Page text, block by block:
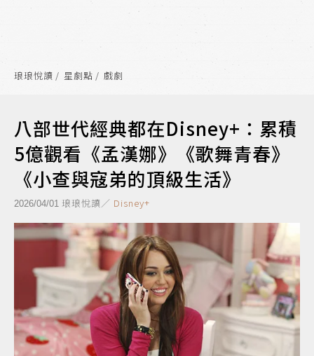
琅琅悅讀 星劇點 戲劇
八部世代經典都在Disney+：累積
5億觀看《孟漢娜》《歌舞青春》
《小查與寇弟的頂級生活》
2026/04/01 琅琅悅讀／ Disney+